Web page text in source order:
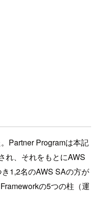
Partner Programは本記
れ、それをもとにAWS
1,2名のAWS SAの方が
の5つの柱（運